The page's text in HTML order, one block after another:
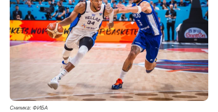
Снимка: ФИБА